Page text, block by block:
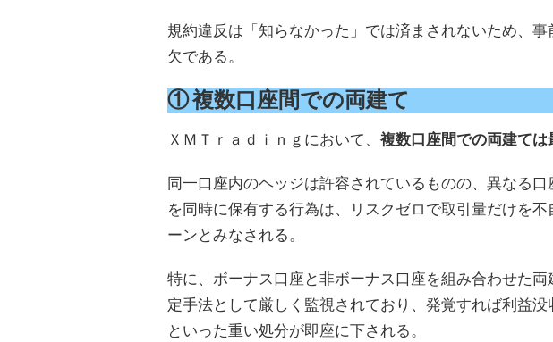
規約違反は「知らなかった」では済まされないため、
欠である。
① 複数口座間での両建て
ＸＭＴｒａｄｉｎｇにおいて、 複数口座間での両建て
同一口座内のヘッジは許容されているものの、異なる
を同時に保有する行為は、リスクゼロで取引量だけを
ーンとみなされる。
特に、ボーナス口座と非ボーナス口座を組み合わせた
定手法として厳しく監視されており、発覚すれば利益
といった重い処分が即座に下される。